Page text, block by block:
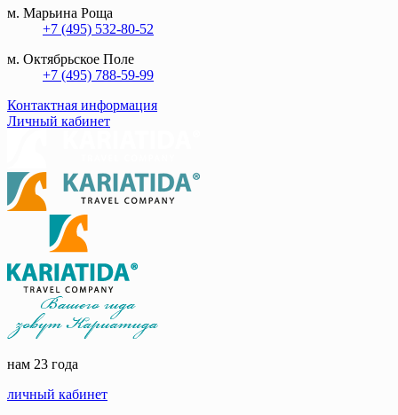
м. Марьина Роща
+7 (495) 532-80-52
м. Октябрьское Поле
+7 (495) 788-59-99
Контактная информация
Личный кабинет
нам 23 года
личный кабинет